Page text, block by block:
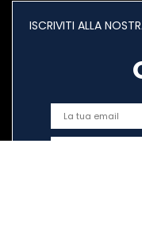
ISCRIVITI ALLA